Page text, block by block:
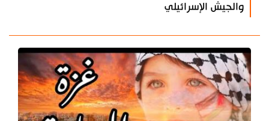
والجيش الإسرائيلي